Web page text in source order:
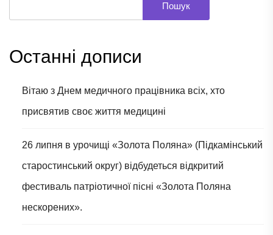
Пошук
Останні дописи
Вітаю з Днем медичного працівника всіх, хто
присвятив своє життя медицині
26 липня в урочищі «Золота Поляна» (Підкамінський
старостинський округ) відбудеться відкритий
фестиваль патріотичної пісні «Золота Поляна
нескорених».